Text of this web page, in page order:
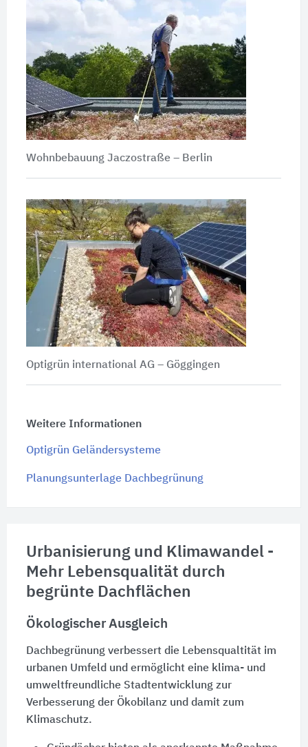
Wohnbebauung Jaczostraße – Berlin
Optigrün international AG – Göggingen
Weitere Informationen
Optigrün Geländersysteme
Planungsunterlage Dachbegrünung
Urbanisierung und Klimawandel -
Mehr Lebensqualität durch
begrünte Dachflächen
Ökologischer Ausgleich
Dachbegrünung verbessert die Lebensqualtität im
urbanen Umfeld und ermöglicht eine klima- und
umweltfreundliche Stadtentwicklung zur
Verbesserung der Ökobilanz und damit zum
Klimaschutz.